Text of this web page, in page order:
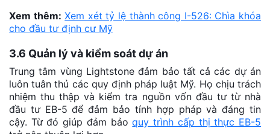
Xem thêm: Xem xét tỷ lệ thành công I-526: Chìa khóa
cho đầu tư định cư Mỹ
3.6 Quản lý và kiểm soát dự án
Trung tâm vùng Lightstone đảm bảo tất cả các dự án
luôn tuân thủ các quy định pháp luật Mỹ. Họ chịu trách
nhiệm thu thập và kiểm tra nguồn vốn đầu tư từ nhà
đầu tư EB-5 để đảm bảo tính hợp pháp và đáng tin
cậy. Từ đó giúp đảm bảoquy trình cấp thị thực EB-5